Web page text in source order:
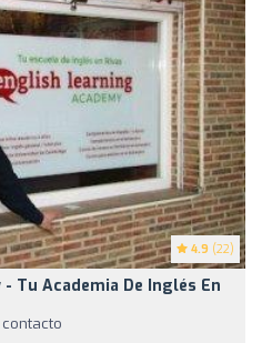
4.9 (22)
Tu Academia De Inglés En